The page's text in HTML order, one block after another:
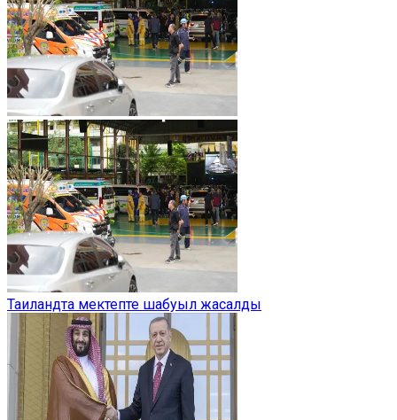
Таиландта мектепте шабуыл жасалды